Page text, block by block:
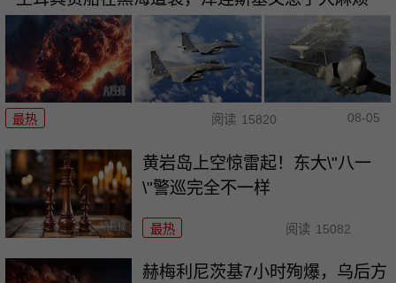
最热 阅读 15820 08-05
黄岩岛上空惊雷起！东大\"八一
\"警巡完全不一样
最热 阅读 15082
赫梅利尼茨基7小时殉爆，乌后方